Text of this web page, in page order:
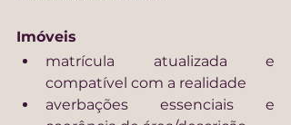
Imóveis
matrícula atualizada e
compatível com a realidade
averbações essenciais e